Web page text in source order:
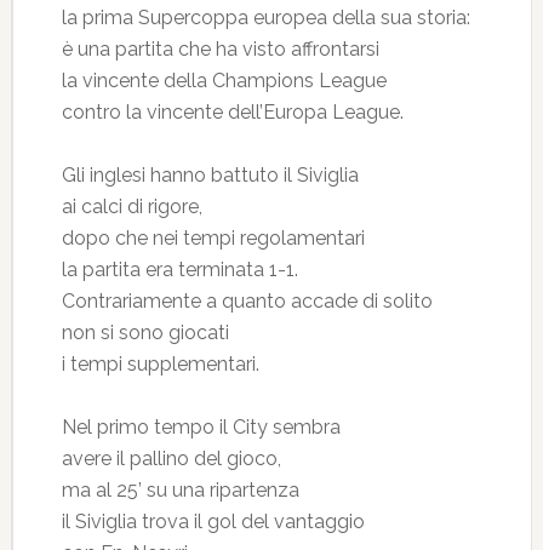
la prima Supercoppa europea della sua storia:
è una partita che ha visto affrontarsi
la vincente della Champions League
contro la vincente dell’Europa League.
Gli inglesi hanno battuto il Siviglia
ai calci di rigore,
dopo che nei tempi regolamentari
la partita era terminata 1-1.
Contrariamente a quanto accade di solito
non si sono giocati
i tempi supplementari.
Nel primo tempo il City sembra
avere il pallino del gioco,
ma al 25’ su una ripartenza
il Siviglia trova il gol del vantaggio